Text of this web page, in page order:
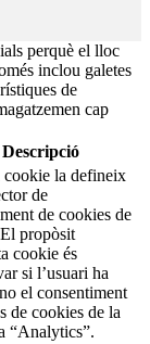
perquè el lloc
inclou galetes
de
cap
Descripció
cookie la defineix
de
de cookies de
propòsit
cookie és
si l’usuari ha
el consentiment
de cookies de la
“Analytics”.